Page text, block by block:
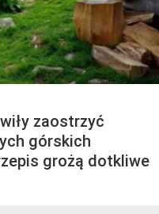
zaostrzyć
górskich
grożą dotkliwe